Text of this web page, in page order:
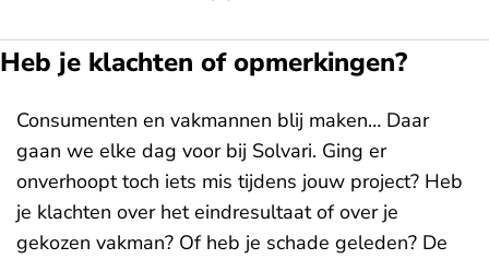
Heb je klachten of opmerkingen?
Consumenten en vakmannen blij maken… Daar
gaan we elke dag voor bij Solvari. Ging er
onverhoopt toch iets mis tijdens jouw project? Heb
je klachten over het eindresultaat of over je
gekozen vakman? Of heb je schade geleden? De